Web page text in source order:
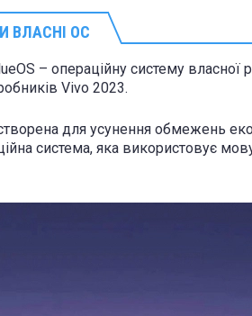
ВЛАСНІ ОС
– операційну систему власної
Vivo 2023.
для усунення обмежень
система, яка використовує